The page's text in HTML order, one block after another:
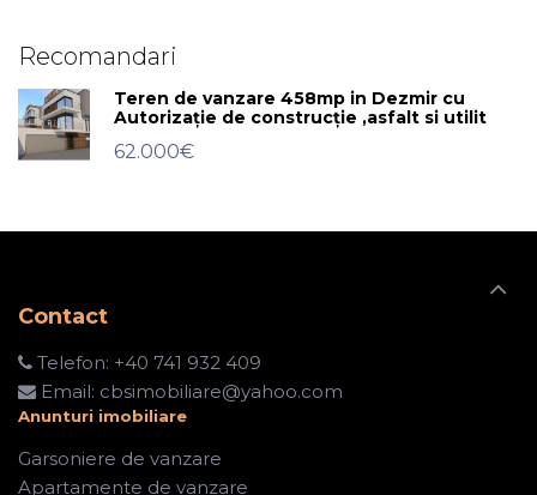
Recomandari
Teren de vanzare 458mp in Dezmir cu
Autorizație de construcție ,asfalt si utilit
62.000€
Contact
Telefon: +40 741 932 409
Email: cbsimobiliare@yahoo.com
Anunturi imobiliare
Garsoniere de vanzare
Apartamente de vanzare